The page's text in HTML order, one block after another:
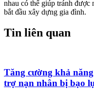
nhau có thể giúp tránh được
bắt đầu xây dựng gia đình.
Tin liên quan
Tăng cường khả
trợ nạn nhân bị bạo